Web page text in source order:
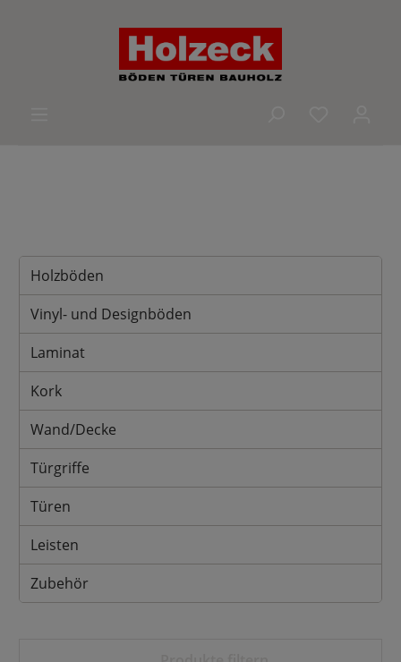
Holzböden
Vinyl- und Designböden
Laminat
Kork
Wand/Decke
Türgriffe
Türen
Leisten
Zubehör